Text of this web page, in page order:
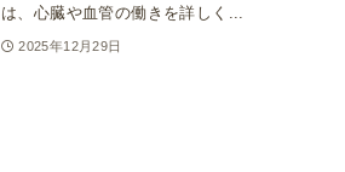
は、心臓や血管の働きを詳しく...
2025年12月29日